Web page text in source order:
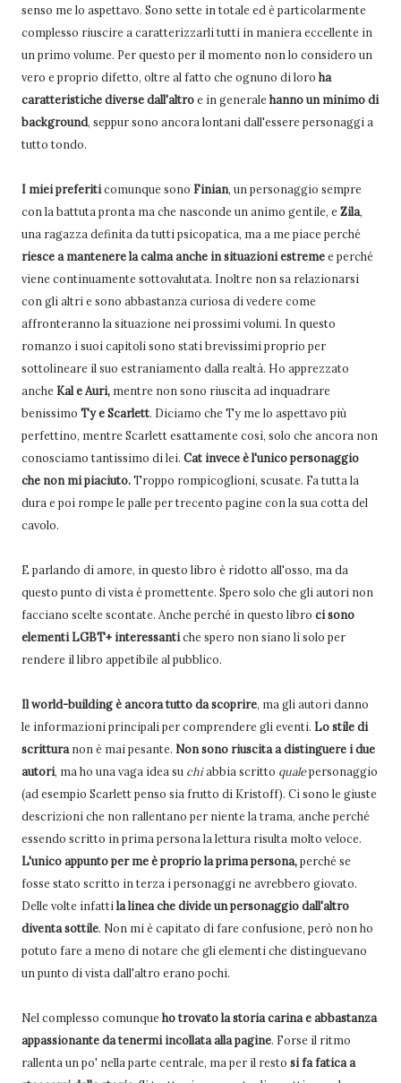
senso me lo aspettavo. Sono sette in totale ed è particolarmente
complesso riuscire a caratterizzarli tutti in maniera eccellente in
un primo volume. Per questo per il momento non lo considero un
vero e proprio difetto, oltre al fatto che ognuno di loro ha
caratteristiche diverse dall'altroe in generalehanno un minimo di
background, seppur sono ancora lontani dall'essere personaggi a
tutto tondo.
I miei preferiticomunque sono Finian, un personaggio sempre
con la battuta pronta ma che nasconde un animo gentile, eZila,
una ragazza definita da tutti psicopatica, ma a me piace perché
riesce a mantenere la calma anche in situazioni estremee perché
viene continuamente sottovalutata. Inoltre non sa relazionarsi
con gli altri e sono abbastanza curiosa di vedere come
affronteranno la situazione nei prossimi volumi. In questo
romanzo i suoi capitoli sono stati brevissimi proprio per
sottolineare il suo estraniamento dalla realtà. Ho apprezzato
anche Kal e Auri, mentre non sono riuscita ad inquadrare
benissimo Ty e Scarlett. Diciamo che Ty me lo aspettavo più
perfettino, mentre Scarlett esattamente così, solo che ancora non
conosciamo tantissimo di lei. Cat invece è l'unico personaggio
che non mi piaciuto.Troppo rompicoglioni, scusate. Fa tutta la
dura e poi rompe le palle per trecento pagine con la sua cotta del
cavolo.
E parlando di amore, in questo libro è ridotto all'osso, ma da
questo punto di vista è promettente. Spero solo che gli autori non
facciano scelte scontate. Anche perché in questo libro ci sono
elementi LGBT+ interessantiche spero non siano lì solo per
rendere il libro appetibile al pubblico.
Il world-building è ancora tutto da scoprire, ma gli autori danno
le informazioni principali per comprendere gli eventi. Lo stile di
scrittura non è mai pesante. Non sono riuscita a distinguere i due
autori, ma ho una vaga idea su chiabbia scritto qualepersonaggio
(ad esempio Scarlett penso sia frutto di Kristoff). Ci sono le giuste
descrizioni che non rallentano per niente la trama, anche perché
essendo scritto in prima persona la lettura risulta molto veloce.
L'unico appunto per me è proprio la prima persona,perché se
fosse stato scritto in terza i personaggi ne avrebbero giovato.
Delle volte infatti la linea che divide un personaggio dall'altro
diventa sottile. Non mi è capitato di fare confusione, però non ho
potuto fare a meno di notare che gli elementi che distinguevano
un punto di vista dall'altro erano pochi.
Nel complesso comunqueho trovato la storia carina e abbastanza
appassionante da tenermi incollata alla pagine. Forse il ritmo
rallenta un po' nella parte centrale, ma per il resto si fa fatica a